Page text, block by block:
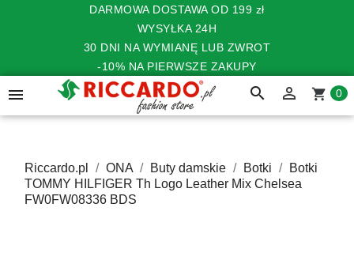
DARMOWA DOSTAWA OD 199 zł
WYSYŁKA 24H
30 DNI NA WYMIANĘ LUB ZWROT
-10% NA PIERWSZE ZAKUPY
 search  shopping_cart 0
Riccardo.pl ONA Buty damskie Botki
Botki
TOMMY HILFIGER Th Logo Leather Mix Chelsea
FW0FW08336 BDS